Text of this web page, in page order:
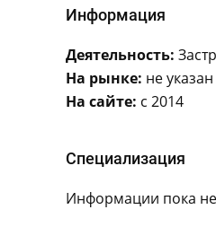
Информация
Деятельность:
На рынке: не указан
На сайте: с 2014
Специализация
Информации пока